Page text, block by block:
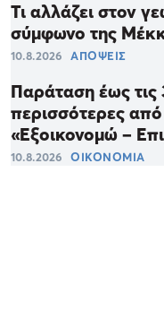
Τι αλλάζει στον
σύμφωνο της
10.8.2026 ΑΠΟΨΕΙΣ
Παράταση έως τις
περισσότερες από
«Εξοικονομώ –
10.8.2026 ΟΙΚΟΝΟΜΙΑ